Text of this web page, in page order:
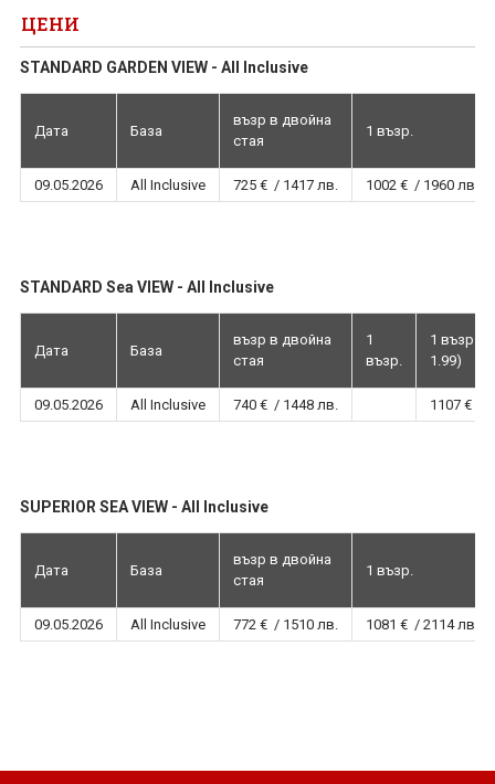
ЦЕНИ
STANDARD GARDEN VIEW - All Inclusive
Дата База
възр в двойна
стая
1 възр.
09.05.2026 All Inclusive 725 € / 1417 лв. 1002 € / 1960 лв.
STANDARD Sea VIEW - All Inclusive
Дата База
възр в двойна
стая
1
възр.
1 възр. +
1.99)
09.05.2026 All Inclusive 740 € / 1448 лв. 1107 € /
SUPERIOR SEA VIEW - All Inclusive
Дата База
възр в двойна
стая
1 възр.
09.05.2026 All Inclusive 772 € / 1510 лв. 1081 € / 2114 лв.